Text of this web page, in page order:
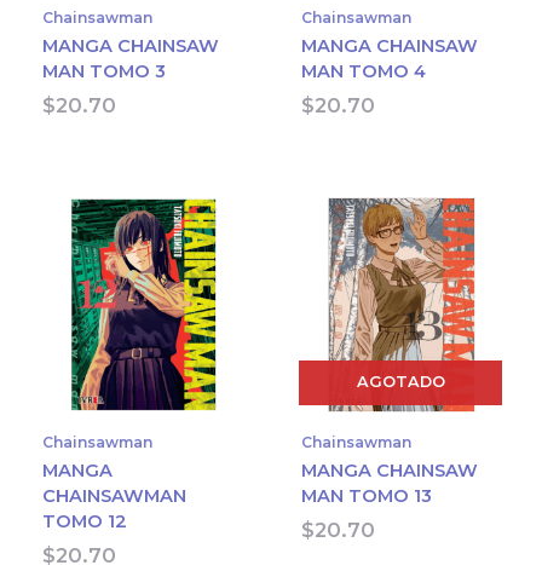
Chainsawman
MANGA CHAINSAW
MAN TOMO 3
$20.70
Chainsawman
MANGA CHAINSAW
MAN TOMO 4
$20.70
Chainsawman
MANGA
CHAINSAWMAN
TOMO 12
$20.70
AGOTADO
Chainsawman
MANGA CHAINSAW
MAN TOMO 13
$20.70